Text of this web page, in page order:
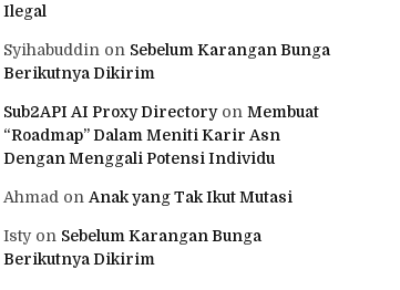
Ilegal
Syihabuddin on Sebelum Karangan Bunga
Berikutnya Dikirim
Sub2API AI Proxy Directoryon Membuat
“Roadmap” Dalam Meniti Karir Asn
Dengan Menggali Potensi Individu
Ahmad on Anak yang Tak Ikut Mutasi
Istyon Sebelum Karangan Bunga
Berikutnya Dikirim